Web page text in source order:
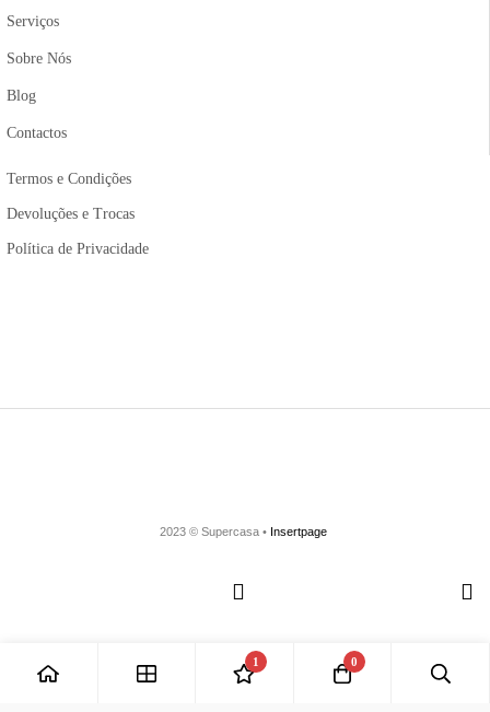
Serviços
Sobre Nós
Blog
Contactos
Termos e Condições
Devoluções e Trocas
Política de Privacidade
2023 © Supercasa • Insertpage
1 0